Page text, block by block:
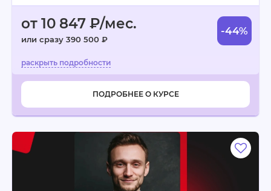
от 10 847 ₽/мес.
или сразу 390 500 ₽
-44%
ПОДРОБНЕЕ О КУРСЕ